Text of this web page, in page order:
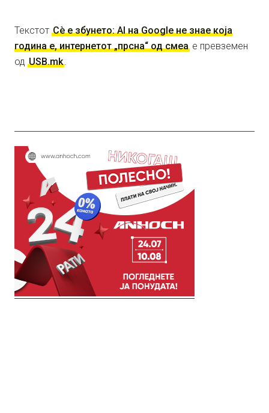
Текстот Сè е збунето: AI на Google не знае која
година е, интернетот „прсна“ од смеа е превземен
од USB.mk.